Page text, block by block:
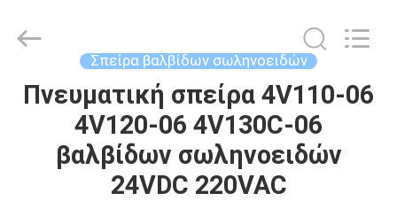
ΣΠΊΤΙ
ΠΡΟΪΌΝΤΑ
Reserved.
Σπείρα βαλβίδων σωληνοειδών
Πνευματική σπείρα 4V110-06
4V120-06 4V130C-06
βαλβίδων σωληνοειδών
24VDC 220VAC